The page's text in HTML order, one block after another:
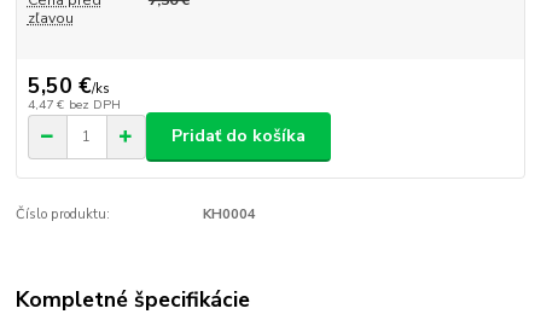
zľavou
5,50 €/ks
4,47 € bez DPH
Pridať do košíka
Číslo produktu: KH0004
Kompletné špecifikácie